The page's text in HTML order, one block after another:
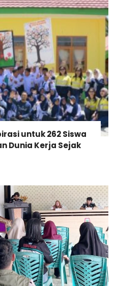
untuk 262 Siswa
Dunia Kerja Sejak